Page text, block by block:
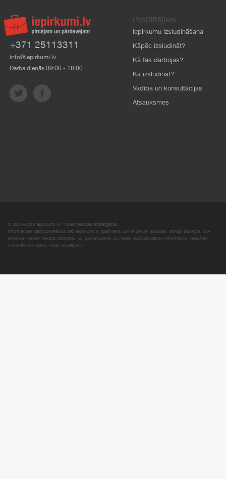
+371 25113311
info@iepirkumi.lv
Darba dienās 09:00 - 18:00
Pasūtītājiem
Iepirkumu izsludināšana
Kāpēc izsludināt?
Kā tas darbojas?
Kā izsludināt?
Vadība un konsultācijas
Atsauksmes
© 2007–2018 Iepirkumi.lv. Visas tiesības aizsargātas.
Informācijas pārpublicēšana bez iepirkumi.lv īpašnieka SIA Imperum atļaujas, stingri aizliegta. SIA
Imperum nenes nekādu atbildību, ja, pamatojoties uz mājas lapā atrodamo informāciju, radušies
materiāli vai citāda veida zaudējumi.